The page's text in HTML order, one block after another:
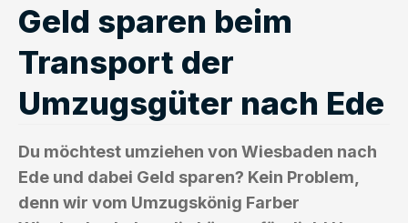
Geld sparen beim
Transport der
Umzugsgüter nach Ede
Du möchtest umziehen von Wiesbaden nach
Ede und dabei Geld sparen? Kein Problem,
denn wir vom Umzugskönig Farber